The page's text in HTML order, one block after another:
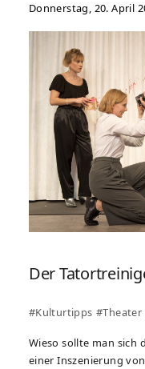
Donnerstag, 20. April
Der
#Kulturtipps #Theater
Wieso sollte man sich
einer Inszenierung